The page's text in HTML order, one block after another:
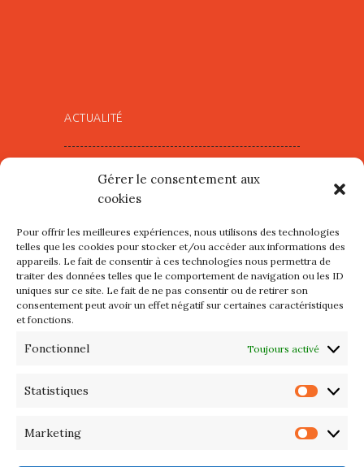
Gérer le consentement aux
cookies
Pour offrir les meilleures expériences, nous utilisons des technologies
telles que les cookies pour stocker et/ou accéder aux informations des
appareils. Le fait de consentir à ces technologies nous permettra de
traiter des données telles que le comportement de navigation ou les ID
uniques sur ce site. Le fait de ne pas consentir ou de retirer son
consentement peut avoir un effet négatif sur certaines caractéristiques
et fonctions.
Fonctionnel Toujours activé
Statistiques
Marketing
ACTUALITÉ
mercredi 12 et jeudi 13 août
2026
Les petits formats du Port
d’Orange : Mercredi 22 juillet de
10h à 20h
2026 – Maison du Phare de